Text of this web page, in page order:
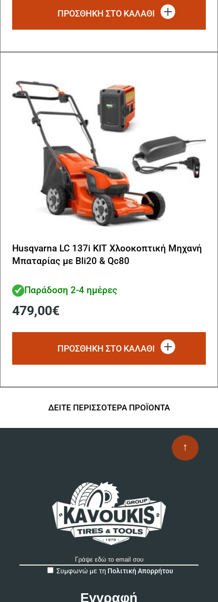
ΠΡΟΣΘΗΚΗ ΣΤΟ ΚΑΛΑΘΙ
Husqvarna LC 137i KIT Χλοοκοπτική Μηχανή
Μπαταρίας με Bli20 & Qc80
Παράδοση 2-4 ημέρες
479,00€
ΠΡΟΣΘΗΚΗ ΣΤΟ ΚΑΛΑΘΙ
ΔΕΙΤΕ ΠΕΡΙΣΣΟΤΕΡΑ ΠΡΟΪΟΝΤΑ
↑
Συμφωνώ με τη Πολιτική Απορρήτου